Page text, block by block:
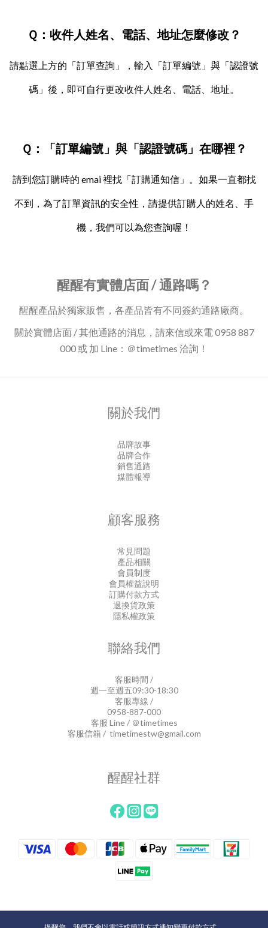
Ｑ：收件人姓名、電話、地址怎麼修改？
請點選上方的「訂單查詢」，輸入「訂單編號」與「認證號
碼」後，即可自行更改收件人姓名、電話、地址。
Ｑ：「訂單編號」與「認證號碼」在哪裡？
請到您訂購時的 emai 裡找「訂購通知信」。如果一直都找
不到，為了訂單資訊的安全性，請提供訂購人的姓名、手
機，我們可以為您查詢喔！
醒醒有實體店面 / 通路嗎？
醒醒產品於獨家販售，各產品皆有不同簽約通路廠商。
關於實體店面 / 其他通路的消息，請來信或來電 0958 887
000 或 加 Line：＠timetimes 洽詢！
關於我們
品牌故事
品牌合作
銷售通路
媒體報導
顧客服務
常見問題
產品相關
會員制度
會員權益說明
訂購付款方式
退換貨政策
隱私權政策
聯絡我們
客服時間 /
週一至週五09:30-18:30
客服專線 /
0958-887-000
客服 Line / ＠timetimes
客服信箱 / timetimestw@gmail.com
醒醒社群